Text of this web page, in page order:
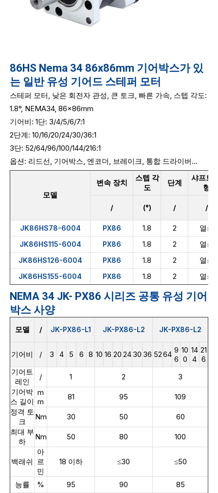
86HS Nema 34 86x86mm 기어박스가 있
는 일반 유성 기어드 스테퍼 모터
스테퍼 모터, 낮은 회전자 관성, 큰 토크, 빠른 가속, 스텝 각도:
1.8°, NEMA34, 86x86mm
기어비: 1단: 3/4/5/6/7:1
2단계: 10/16/20/24/30/36:1
3단: 52/64/96/100/144/216:1
옵션: 리드선, 기어박스, 엔코더, 브레이크, 통합 드라이버...
모델
변속 장치
스텝 각
도
단계
샤프트
형
/ (°) / /
JK86HS78-6004 PX86 1.8 2 열쇠
JK86HS115-6004 PX86 1.8 2 열쇠
JK86HS126-6004 PX86 1.8 2 열쇠
JK86HS155-6004 PX86 1.8 2 열쇠
NEMA 34 JK- PX86 시리즈 공통 유성 기어
박스 사양
모델 / JK-PX86-L1 JK-PX86-L2 JK-PX86-L2
기어비 / 3 4 5 6 8 10 16 20 24 30 36 5264 9
6
10
0
14
4
21
6
기어트
레인
/ 1 2
3
기어박
스 길이
m
m
81 95
109
정격 토
크
Nm 30 50
60
최대 부
하
Nm 50 80 100
백래쉬
아
르
민
18 이하 ≤30 ≤50
능률 % 95 90
85